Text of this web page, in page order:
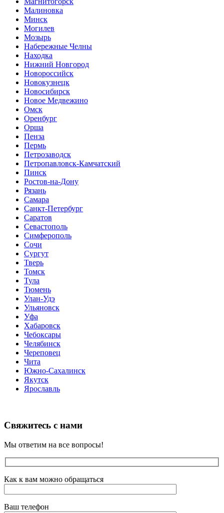
Малиновка
Минск
Могилев
Мозырь
Набережные Челны
Находка
Нижний Новгород
Новороссийск
Новокузнецк
Новосибирск
Новое Медвежино
Омск
Оренбург
Орша
Пенза
Пермь
Петрозаводск
Петропавловск-Камчатский
Пинск
Ростов-на-Дону
Рязань
Самара
Санкт-Петербург
Саратов
Севастополь
Симферополь
Сочи
Сургут
Тверь
Томск
Тула
Тюмень
Улан-Удэ
Ульяновск
Уфа
Хабаровск
Чебоксары
Челябинск
Череповец
Чита
Южно-Сахалинск
Якутск
Ярославль
Свяжитесь с нами
Мы ответим на все вопросы!
Как к вам можно обращаться
Ваш телефон